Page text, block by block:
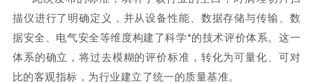
描仪进行了明确定义，并从设备性能、数据存储与传输、数
据安全、电气安全等维度构建了科学*的技术评价体系。这一
体系的确立，将过去模糊的评价标准，转化为可量化、可对
比的客观指标，为行业建立了统一的质量基准。